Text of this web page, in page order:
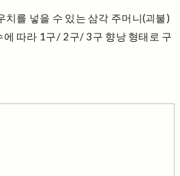
치를 넣을 수 있는 삼각 주머니(괴불)
에 따라 1구/ 2구/ 3구 향낭 형태로 구